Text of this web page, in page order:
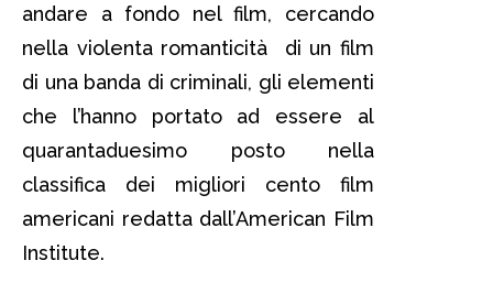
andare a fondo nel film, cercando
nella violenta romanticità di un film
di una banda di criminali, gli elementi
che l’hanno portato ad essere al
quarantaduesimo posto nella
classifica dei migliori cento film
americani redatta dall’American Film
Institute.